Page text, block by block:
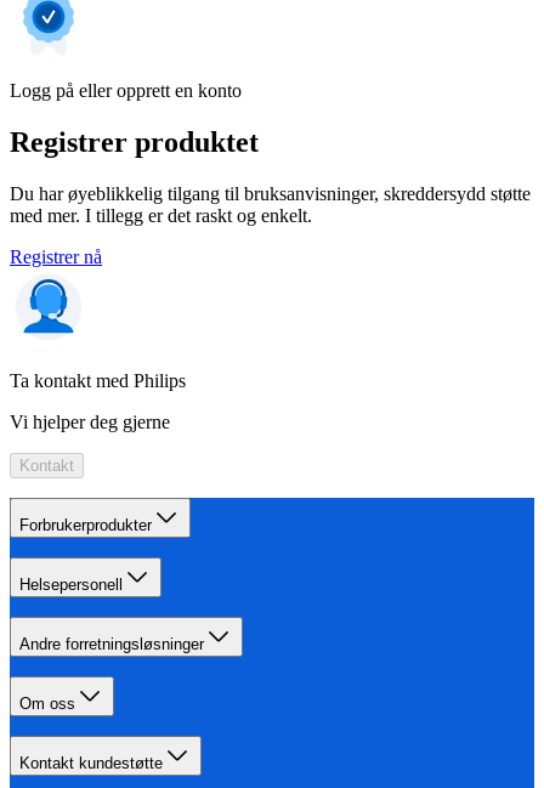
Logg på eller opprett en konto
Registrer produktet
Du har øyeblikkelig tilgang til bruksanvisninger, skreddersydd støtte
med mer. I tillegg er det raskt og enkelt.
Registrer nå
Ta kontakt med Philips
Vi hjelper deg gjerne
Kontakt
Forbrukerprodukter
Helsepersonell
Andre forretningsløsninger
Om oss
Kontakt kundestøtte